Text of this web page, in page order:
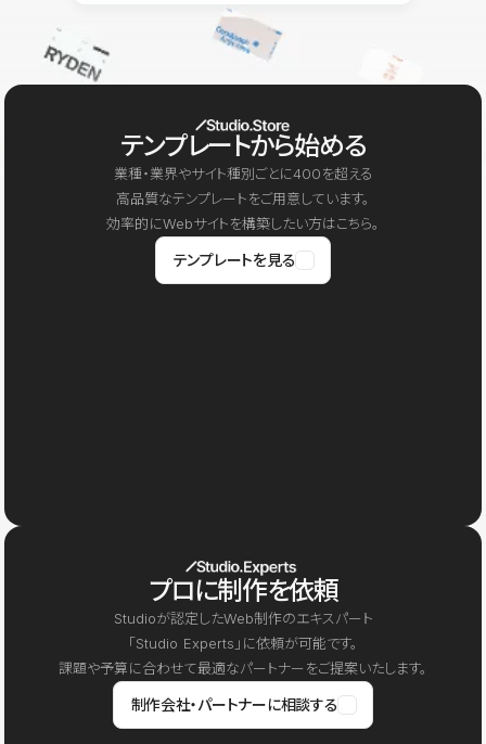
テンプレートから始める
業種・業界やサイト種別ごとに400を超える
高品質なテンプレートをご用意しています。
効率的にWebサイトを構築したい方はこちら。
テンプレートを見る
プロに制作を依頼
Studioが認定したWeb制作のエキスパート
「Studio Experts」に依頼が可能です。
課題や予算に合わせて最適なパートナーをご提案いたします。
制作会社・パートナーに相談する